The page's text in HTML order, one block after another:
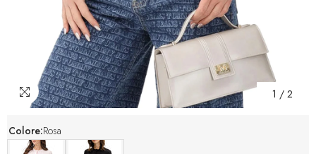
1 / 2
Colore:Rosa